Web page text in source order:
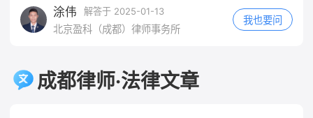
终认定权在司法机关，实践中会根据事
故责任认定、违规程度等因素综合判
衅滋事罪。 ‌敲诈勒索罪‌：根据《刑法》第二百七十
四条的规定，敲诈勒索公私财物，数额较大或者多
情节的，处三年以上十年以下有期徒刑，并处罚
金；数额特别巨大或者有其他特别严重情节的，处
通查问案件进展。
涂伟 解答于 2025-01-13
北京盈科（成都）律师事务所
我也要问
成都律师·法律文章